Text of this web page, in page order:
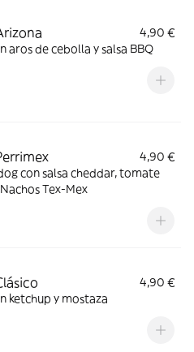
4,90 €
aros de cebolla y salsa BBQ
4,90 €
con salsa cheddar, tomate
Tex-Mex
4,90 €
ketchup y mostaza